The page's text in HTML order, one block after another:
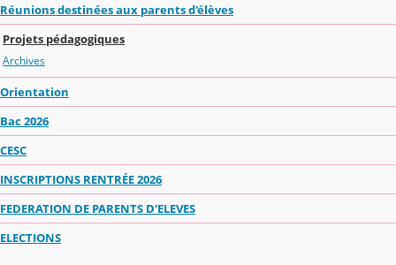
Réunions destinées aux parents d'élèves
Projets pédagogiques
Archives
Orientation
Bac 2026
CESC
INSCRIPTIONS RENTRÉE 2026
FEDERATION DE PARENTS D'ELEVES
ELECTIONS